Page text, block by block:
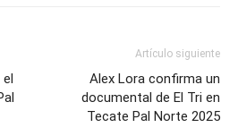
Artículo siguiente
Alex Lora confirma un
documental de El Tri en
Tecate Pal Norte 2025